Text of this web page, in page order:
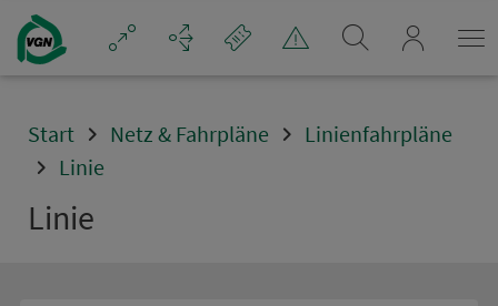
Navigation überspringen
Start Netz & Fahrpläne
Linienfahrpläne
Linie
Linie